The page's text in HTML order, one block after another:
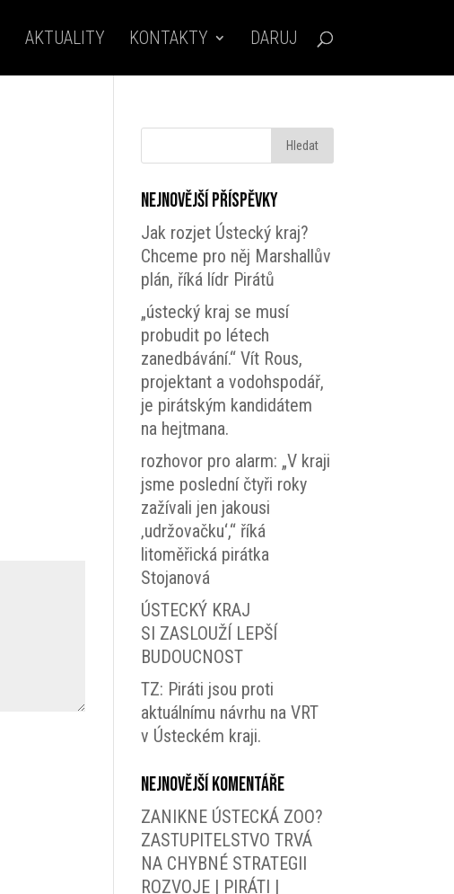
AKTUALITY KONTAKTY DARUJ
Nejnovější příspěvky
Jak rozjet Ústecký kraj?
Chceme pro něj Marshallův
plán, říká lídr Pirátů
„ústecký kraj se musí
probudit po létech
zanedbávání.“ Vít Rous,
projektant a vodohspodář,
je pirátským kandidátem
na hejtmana.
rozhovor pro alarm: „V kraji
jsme poslední čtyři roky
zažívali jen jakousi
‚udržovačku‘,“ říká
litoměřická pirátka
Stojanová
ÚSTECKÝ KRAJ
SI ZASLOUŽÍ LEPŠÍ
BUDOUCNOST
TZ: Piráti jsou proti
aktuálnímu návrhu na VRT
v Ústeckém kraji.
Nejnovější komentáře
ZANIKNE ÚSTECKÁ ZOO?
ZASTUPITELSTVO TRVÁ
NA CHYBNÉ STRATEGII
ROZVOJE | PIRÁTI |